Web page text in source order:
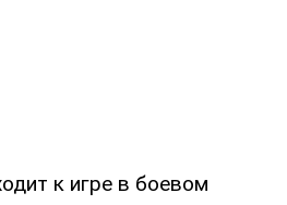
к игре в боевом